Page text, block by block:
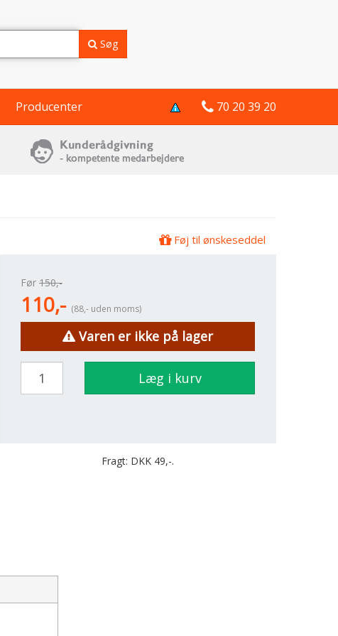
Søg
Producenter 70 20 39 20
Føj til ønskeseddel
Før 150,-
110,- (88,- uden moms)
Varen er ikke på lager
Læg i kurv
Fragt: DKK 49,-.